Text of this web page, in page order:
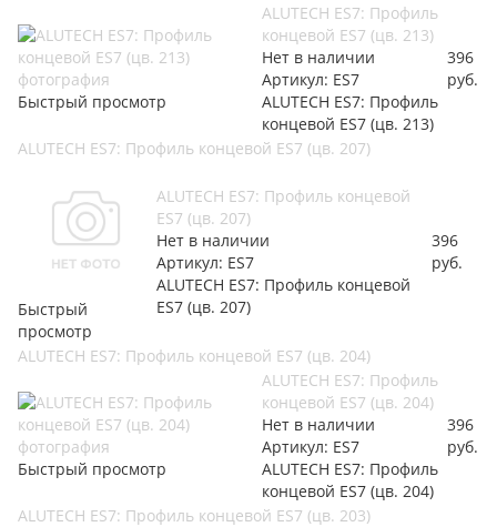
Быстрый просмотр
ALUTECH ES7: Профиль
концевой ES7 (цв. 213)
Нет в наличии
Артикул: ES7
ALUTECH ES7: Профиль
концевой ES7 (цв. 213)
396
руб.
ALUTECH ES7: Профиль концевой ES7 (цв. 207)
Быстрый
просмотр
ALUTECH ES7: Профиль концевой
ES7 (цв. 207)
Нет в наличии
Артикул: ES7
ALUTECH ES7: Профиль концевой
ES7 (цв. 207)
396
руб.
ALUTECH ES7: Профиль концевой ES7 (цв. 204)
Быстрый просмотр
ALUTECH ES7: Профиль
концевой ES7 (цв. 204)
Нет в наличии
Артикул: ES7
ALUTECH ES7: Профиль
концевой ES7 (цв. 204)
396
руб.
ALUTECH ES7: Профиль концевой ES7 (цв. 203)